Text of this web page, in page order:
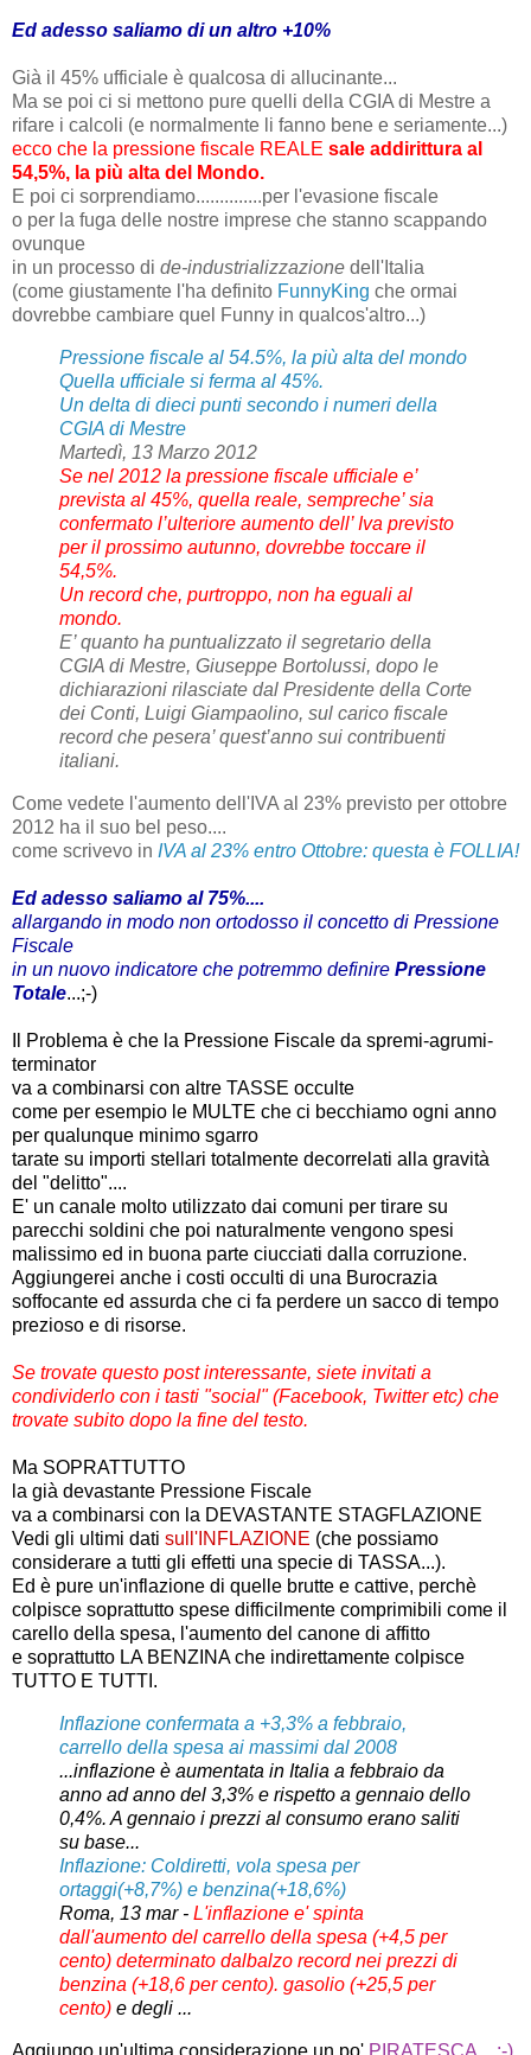
Ed adesso saliamo di un altro +10%
Già il 45% ufficiale è qualcosa di allucinante...
Ma se poi ci si mettono pure quelli della CGIA di Mestre a
rifare i calcoli (e normalmente li fanno bene e seriamente...)
ecco che la pressione fiscale REALE sale addirittura al
54,5%, la più alta del Mondo.
E poi ci sorprendiamo..............per l'evasione fiscale
o per la fuga delle nostre imprese che stanno scappando
ovunque
in un processo di de-industrializzazione dell'Italia
(come giustamente l'ha definito FunnyKing che ormai
dovrebbe cambiare quel Funny in qualcos'altro...)
Pressione fiscale al 54.5%, la più alta del mondo
Quella ufficiale si ferma al 45%.
Un delta di dieci punti secondo i numeri della
CGIA di Mestre
Martedì, 13 Marzo 2012
Se nel 2012 la pressione fiscale ufficiale e’
prevista al 45%, quella reale, sempreche’ sia
confermato l’ulteriore aumento dell’ Iva previsto
per il prossimo autunno, dovrebbe toccare il
54,5%.
Un record che, purtroppo, non ha eguali al
mondo.
E’ quanto ha puntualizzato il segretario della
CGIA di Mestre, Giuseppe Bortolussi, dopo le
dichiarazioni rilasciate dal Presidente della Corte
dei Conti, Luigi Giampaolino, sul carico fiscale
record che pesera’ quest’anno sui contribuenti
italiani.
Come vedete l'aumento dell'IVA al 23% previsto per ottobre
2012 ha il suo bel peso....
come scrivevo in IVA al 23% entro Ottobre: questa è FOLLIA!
Ed adesso saliamo al 75%....
allargando in modo non ortodosso il concetto di Pressione
Fiscale
in un nuovo indicatore che potremmo definire Pressione
Totale...;-)
Il Problema è che la Pressione Fiscale da spremi-agrumi-
terminator
va a combinarsi con altre TASSE occulte
come per esempio le MULTE che ci becchiamo ogni anno
per qualunque minimo sgarro
tarate su importi stellari totalmente decorrelati alla gravità
del "delitto"....
E' un canale molto utilizzato dai comuni per tirare su
parecchi soldini che poi naturalmente vengono spesi
malissimo ed in buona parte ciucciati dalla corruzione.
Aggiungerei anche i costi occulti di una Burocrazia
soffocante ed assurda che ci fa perdere un sacco di tempo
prezioso e di risorse.
Se trovate questo post interessante, siete invitati a
condividerlo con i tasti "social" (Facebook, Twitter etc) che
trovate subito dopo la fine del testo.
Ma SOPRATTUTTO
la già devastante Pressione Fiscale
va a combinarsi con la DEVASTANTE STAGFLAZIONE
Vedi gli ultimi dati sull'INFLAZIONE (che possiamo
considerare a tutti gli effetti una specie di TASSA...).
Ed è pure un'inflazione di quelle brutte e cattive, perchè
colpisce soprattutto spese difficilmente comprimibili come il
carello della spesa, l'aumento del canone di affitto
e soprattutto LA BENZINA che indirettamente colpisce
TUTTO E TUTTI.
Inflazione confermata a +3,3% a febbraio,
carrello della spesa ai massimi dal 2008
...inflazione è aumentata in Italia a febbraio da
anno ad anno del 3,3% e rispetto a gennaio dello
0,4%. A gennaio i prezzi al consumo erano saliti
su base...
Inflazione: Coldiretti, vola spesa per
ortaggi(+8,7%) e benzina(+18,6%)
Roma, 13 mar - L'inflazione e' spinta
dall'aumento del carrello della spesa (+4,5 per
cento) determinato dalbalzo record nei prezzi di
benzina (+18,6 per cento). gasolio (+25,5 per
cento) e degli ...
Aggiungo un'ultima considerazione un po' PIRATESCA....;-)